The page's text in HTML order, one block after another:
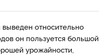
относительно
он пользуется большой
урожайности,